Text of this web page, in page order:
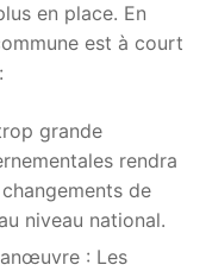
en place. En
est à court
grande
rendra
de
niveau national.
: Les